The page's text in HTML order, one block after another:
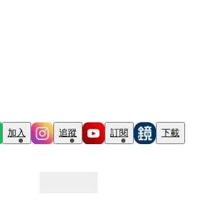
加入 追蹤 訂閱 下載